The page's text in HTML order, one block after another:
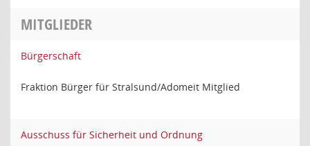
MITGLIEDER
Bürgerschaft
Fraktion Bürger für Stralsund/Adomeit Mitglied
Ausschuss für Sicherheit und Ordnung